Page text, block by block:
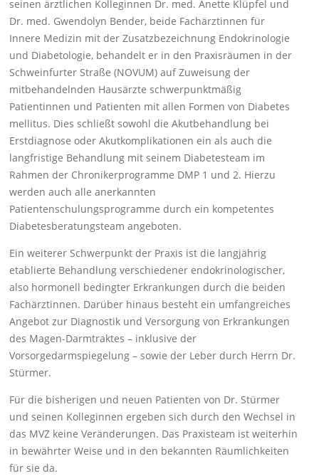
seinen ärztlichen Kolleginnen Dr. med. Anette Klüpfel und
Dr. med. Gwendolyn Bender, beide Fachärztinnen für
Innere Medizin mit der Zusatzbezeichnung Endokrinologie
und Diabetologie, behandelt er in den Praxisräumen in der
Schweinfurter Straße (NOVUM) auf Zuweisung der
mitbehandelnden Hausärzte schwerpunktmäßig
Patientinnen und Patienten mit allen Formen von Diabetes
mellitus. Dies schließt sowohl die Akutbehandlung bei
Erstdiagnose oder Akutkomplikationen ein als auch die
langfristige Behandlung mit seinem Diabetesteam im
Rahmen der Chronikerprogramme DMP 1 und 2. Hierzu
werden auch alle anerkannten
Patientenschulungsprogramme durch ein kompetentes
Diabetesberatungsteam angeboten.
Ein weiterer Schwerpunkt der Praxis ist die langjährig
etablierte Behandlung verschiedener endokrinologischer,
also hormonell bedingter Erkrankungen durch die beiden
Fachärztinnen. Darüber hinaus besteht ein umfangreiches
Angebot zur Diagnostik und Versorgung von Erkrankungen
des Magen-Darmtraktes – inklusive der
Vorsorgedarmspiegelung – sowie der Leber durch Herrn Dr.
Stürmer.
Für die bisherigen und neuen Patienten von Dr. Stürmer
und seinen Kolleginnen ergeben sich durch den Wechsel in
das MVZ keine Veränderungen. Das Praxisteam ist weiterhin
in bewährter Weise und in den bekannten Räumlichkeiten
für sie da.